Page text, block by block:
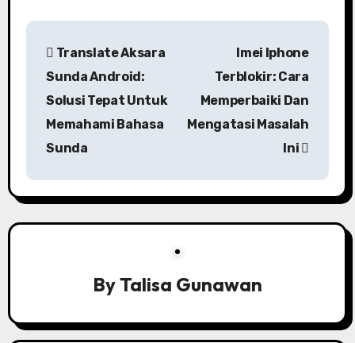
P
a
v
a
Translate Aksara
Sunda Android:
Solusi Tepat Untuk
Memahami Bahasa
Sunda
Imei Iphone
Terblokir: Cara
Memperbaiki Dan
Mengatasi Masalah
Ini
ByTalisa Gunawan